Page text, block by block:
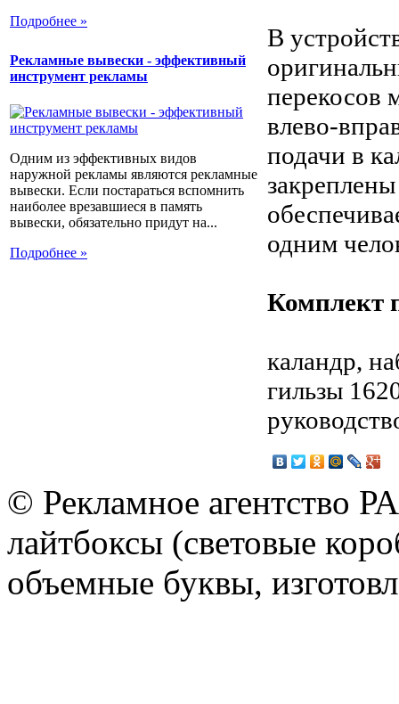
Подробнее »
Рекламные вывески - эффективный
инструмент рекламы
Одним из эффективных видов
наружной рекламы являются рекламные
вывески. Если постараться вспомнить
наиболее врезавшиеся в память
вывески, обязательно придут на...
Подробнее »
В
перекосов
влево-
подачи в
одним
Комплект
каландр,
гильзы
© Рекламное агентство
лайтбоксы (световые
объемные буквы,